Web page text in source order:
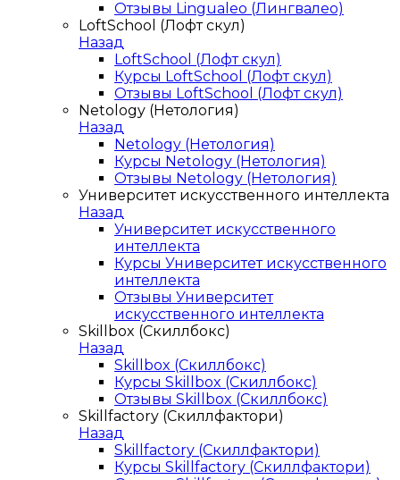
Отзывы Lingualeo (Лингвалео)
LoftSchool (Лофт скул)
Назад
LoftSchool (Лофт скул)
Курсы LoftSchool (Лофт скул)
Отзывы LoftSchool (Лофт скул)
Netology (Нетология)
Назад
Netology (Нетология)
Курсы Netology (Нетология)
Отзывы Netology (Нетология)
Университет искусственного интеллекта
Назад
Университет искусственного
интеллекта
Курсы Университет искусственного
интеллекта
Отзывы Университет
искусственного интеллекта
Skillbox (Скиллбокс)
Назад
Skillbox (Скиллбокс)
Курсы Skillbox (Скиллбокс)
Отзывы Skillbox (Скиллбокс)
Skillfactory (Скиллфактори)
Назад
Skillfactory (Скиллфактори)
Курсы Skillfactory (Скиллфактори)